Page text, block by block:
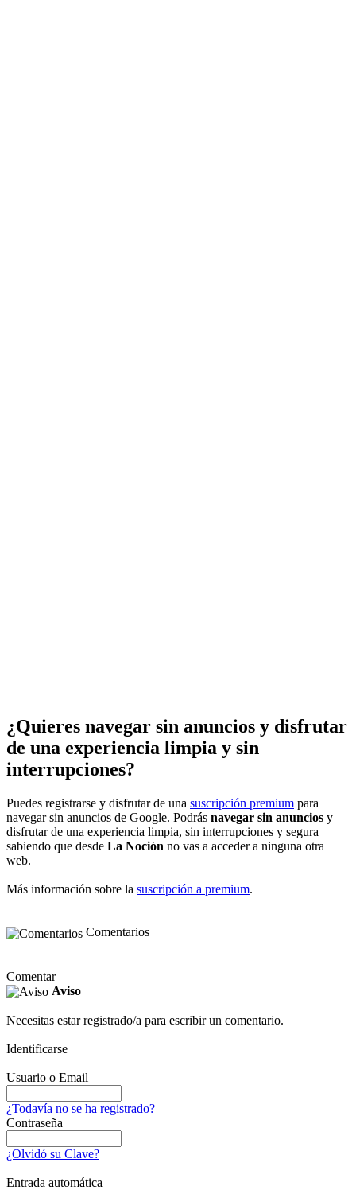
¿Quieres navegar sin anuncios y disfrutar
de una experiencia limpia y sin
interrupciones?
Puedes registrarse y disfrutar de una suscripción premium para
navegar sin anuncios de Google. Podrás navegar sin anuncios y
disfrutar de una experiencia limpia, sin interrupciones y segura
sabiendo que desde La Noción no vas a acceder a ninguna otra
web.
Más información sobre la suscripción a premium.
Comentarios
Comentar
Aviso
Necesitas estar registrado/a para escribir un comentario.
Identificarse
Usuario o Email
¿Todavía no se ha registrado?
Contraseña
¿Olvidó su Clave?
Entrada automática